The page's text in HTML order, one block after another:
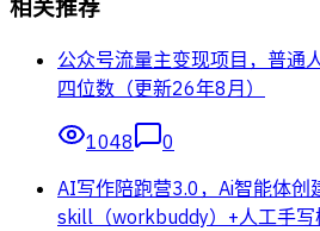
相关推荐
公众号流量主变现项目，普通
四位数（更新26年8月）
1048
0
AI写作陪跑营3.0，Ai智能体创
skill（workbuddy）+人工手